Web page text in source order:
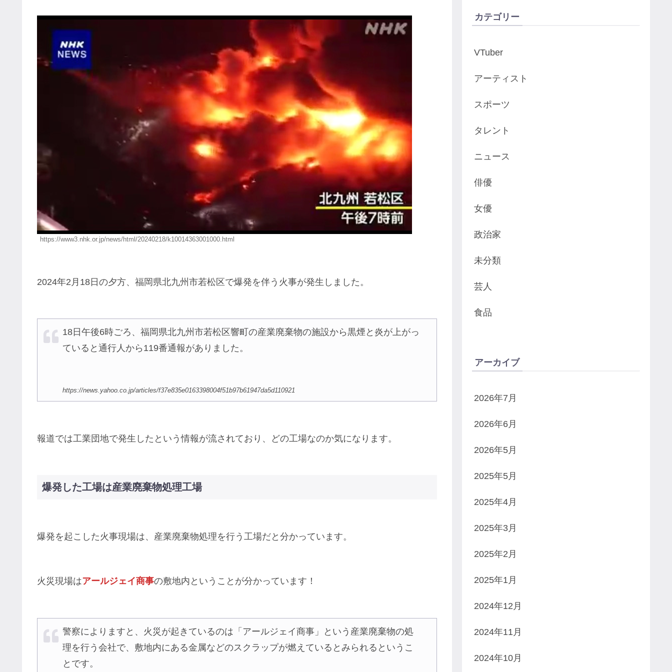
https://www3.nhk.or.jp/news/html/20240218/k10014363001000.html
2024年2月18日の夕方、福岡県北九州市若松区で爆発を伴う火事が発生しました。
18日午後6時ごろ、福岡県北九州市若松区響町の産業廃棄物の施設から黒煙と炎が上がっ
ていると通行人から119番通報がありました。
https://news.yahoo.co.jp/articles/f37e835e0163398004f51b97b61947da5d110921
報道では工業団地で発生したという情報が流されており、どの工場なのか気になります。
爆発した工場は産業廃棄物処理工場
爆発を起こした火事現場は、産業廃棄物処理を行う工場だと分かっています。
火災現場はアールジェイ商事の敷地内ということが分かっています！
警察によりますと、火災が起きているのは「アールジェイ商事」という産業廃棄物の処
理を行う会社で、敷地内にある金属などのスクラップが燃えているとみられるというこ
とです。
カテゴリー
VTuber
アーティスト
スポーツ
タレント
ニュース
俳優
女優
政治家
未分類
芸人
食品
アーカイブ
2026年7月
2026年6月
2026年5月
2025年5月
2025年4月
2025年3月
2025年2月
2025年1月
2024年12月
2024年11月
2024年10月